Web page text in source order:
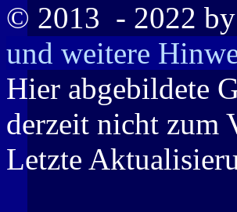
© 2013 - 2022
und weitere
Hier abgebildete
derzeit nicht zum
Letzte